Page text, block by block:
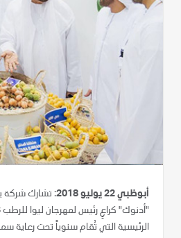
أبوظبي 22 يوليو 2018
: تشارك شركة
الرئيسية التي تُقام سنوياً تحت رعاية